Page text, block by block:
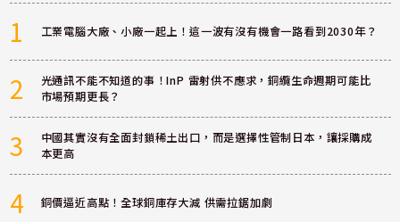
1 工業電腦大廠、小廠一起上！這一波有沒有機會一路看到2030年？
2
光通訊不能不知道的事！InP 雷射供不應求，銅纜生命週期可能比
市場預期更長？
3
中國其實沒有全面封鎖稀土出口，而是選擇性管制日本，讓採購成
本更高
4 銅價逼近高點！全球銅庫存大減 供需拉鋸加劇